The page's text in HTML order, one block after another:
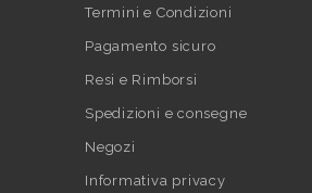
Termini e Condizioni
Pagamento sicuro
Resi e Rimborsi
Spedizioni e consegne
Negozi
Informativa privacy